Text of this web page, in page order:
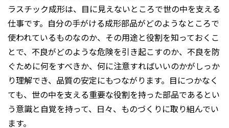
ラスチック成形は、目に見えないところで世の中を支える
仕事です。自分の手がける成形部品がどのようなところで
使われているものなのか、その用途と役割を知っておくこ
とで、不良がどのような危険を引き起こすのか、不良を防
ぐために何をすべきか、何に注意すればいいのかがしっか
り理解でき、品質の安定にもつながります。目につかなく
ても、世の中を支える重要な役割を持った部品であるとい
う意識と自覚を持って、日々、ものづくりに取り組んでい
ます。